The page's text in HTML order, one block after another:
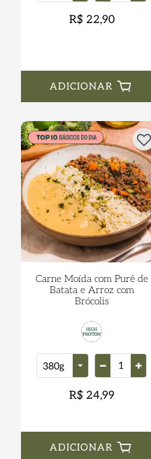
R$ 22,90
ADICIONAR
Carne Moída com Purê de
Batata e Arroz com
Brócolis
R$ 24,99
ADICIONAR